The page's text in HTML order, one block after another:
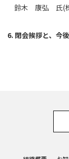
鈴木 康弘 氏(株
閉会挨拶と、今